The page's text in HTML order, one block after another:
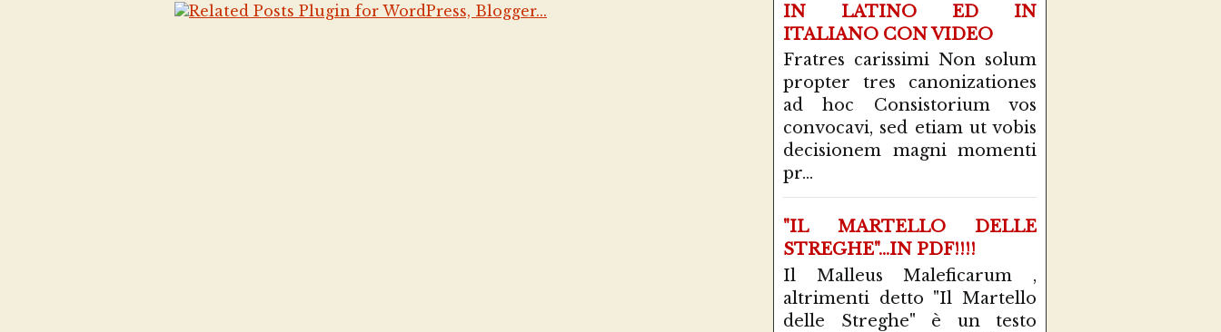
IN LATINO ED IN
ITALIANO CON VIDEO
Fratres carissimi Non solum
propter tres canonizationes
ad hoc Consistorium vos
convocavi, sed etiam ut vobis
decisionem magni momenti
pr...
"IL MARTELLO DELLE
STREGHE"...IN PDF!!!!
Il Malleus Maleficarum ,
altrimenti detto "Il Martello
delle Streghe" è un testo